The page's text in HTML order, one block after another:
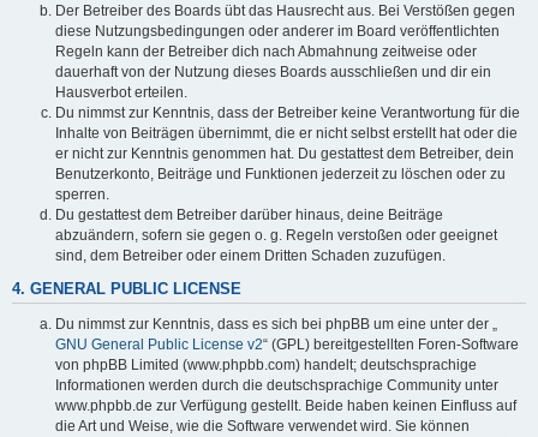
Der Betreiber des Boards übt das Hausrecht aus. Bei Verstößen gegen
diese Nutzungsbedingungen oder anderer im Board veröffentlichten
Regeln kann der Betreiber dich nach Abmahnung zeitweise oder
dauerhaft von der Nutzung dieses Boards ausschließen und dir ein
Hausverbot erteilen.
Du nimmst zur Kenntnis, dass der Betreiber keine Verantwortung für die
Inhalte von Beiträgen übernimmt, die er nicht selbst erstellt hat oder die
er nicht zur Kenntnis genommen hat. Du gestattest dem Betreiber, dein
Benutzerkonto, Beiträge und Funktionen jederzeit zu löschen oder zu
sperren.
Du gestattest dem Betreiber darüber hinaus, deine Beiträge
abzuändern, sofern sie gegen o. g. Regeln verstoßen oder geeignet
sind, dem Betreiber oder einem Dritten Schaden zuzufügen.
4. GENERAL PUBLIC LICENSE
Du nimmst zur Kenntnis, dass es sich bei phpBB um eine unter der „
GNU General Public License v2“ (GPL) bereitgestellten Foren-Software
von phpBB Limited (www.phpbb.com) handelt; deutschsprachige
Informationen werden durch die deutschsprachige Community unter
www.phpbb.de zur Verfügung gestellt. Beide haben keinen Einfluss auf
die Art und Weise, wie die Software verwendet wird. Sie können